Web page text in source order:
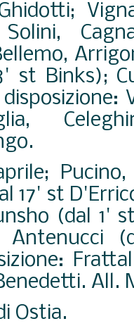
Solini,
st Binks);
17' st
(dal 1'
All.
Ostia.